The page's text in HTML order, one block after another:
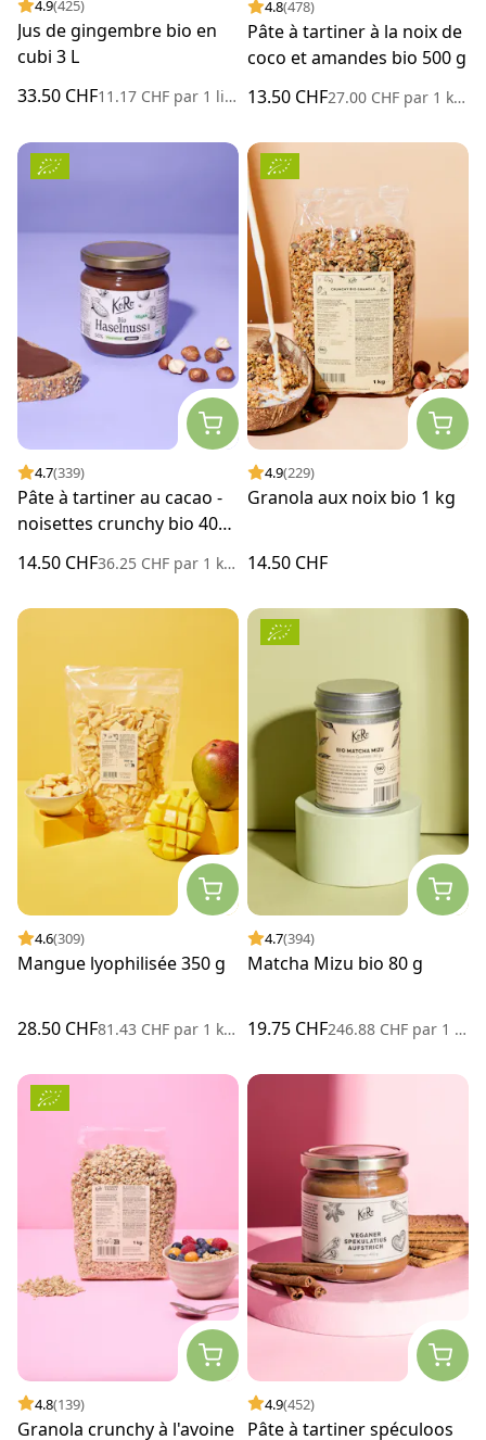
4.9(425)
Jus de gingembre bio en
cubi 3 L
33.50 CHF11.17 CHF par 1 litre
4.8(478)
Pâte à tartiner à la noix de
coco et amandes bio 500 g
13.50 CHF27.00 CHF par 1 kilogramme
4.7(339)
Pâte à tartiner au cacao -
noisettes crunchy bio 400
14.50 CHF36.25 CHF par 1 kilogramme
4.9(229)
Granola aux noix bio 1 kg
14.50 CHF
4.6(309)
Mangue lyophilisée 350 g
28.50 CHF81.43 CHF par 1 kilogramme
4.7(394)
Matcha Mizu bio 80 g
19.75 CHF246.88 CHF par 1 kilogramme
4.8(139)
Granola crunchy à l'avoine
4.9(452)
Pâte à tartiner spéculoos